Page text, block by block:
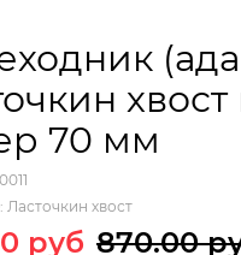
70 мм
Ласточкин хвост
руб 870.00